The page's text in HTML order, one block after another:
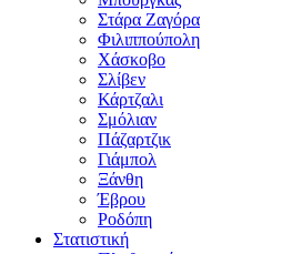
Στάρα Ζαγόρα
Φιλιππούπολη
Χάσκοβο
Σλίβεν
Κάρτζαλι
Σμόλιαν
Πάζαρτζικ
Γιάμπολ
Ξάνθη
Έβρου
Ροδόπη
Στατιστική